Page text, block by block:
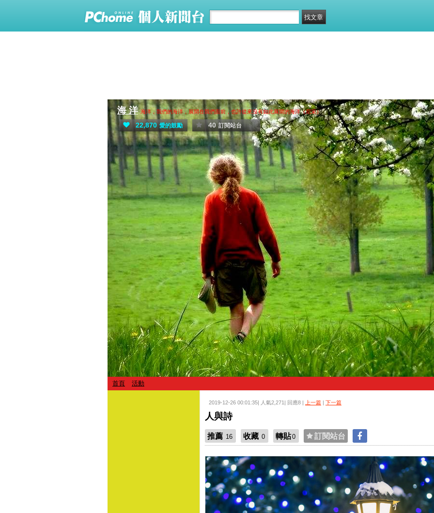
海 洋 海洋，我們的海洋，展開在我們面前，也許從來沒有如此展開的海洋（尼采）
22,870 愛的鼓勵 40 訂閱站台
首頁 活動
2019-12-26 00:01:35| 人氣2,271| 回應8 | 上一篇 | 下一篇
人與詩
推薦 16 收藏 0 轉貼0 訂閱站台